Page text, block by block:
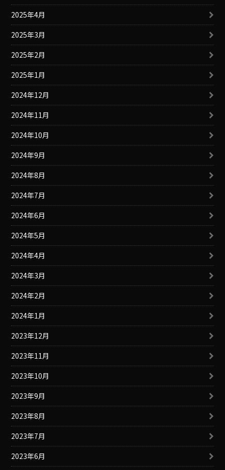
2025年4月
2025年3月
2025年2月
2025年1月
2024年12月
2024年11月
2024年10月
2024年9月
2024年8月
2024年7月
2024年6月
2024年5月
2024年4月
2024年3月
2024年2月
2024年1月
2023年12月
2023年11月
2023年10月
2023年9月
2023年8月
2023年7月
2023年6月